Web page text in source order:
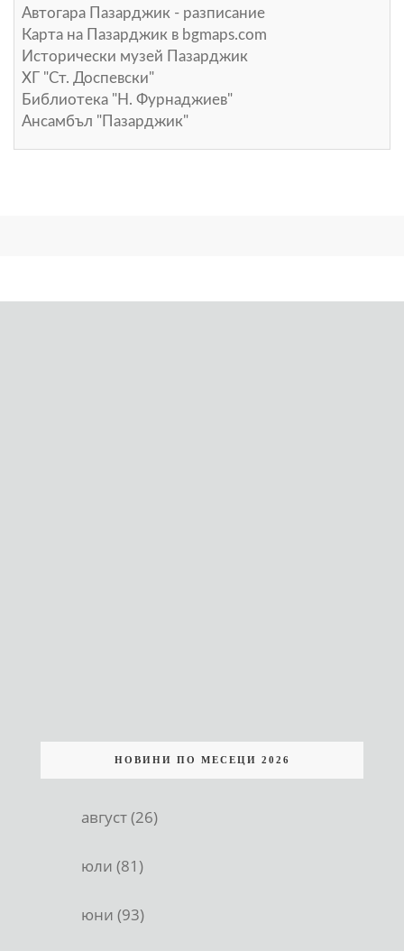
Автогара Пазарджик - разписание
Карта на Пазарджик в bgmaps.com
Исторически музей Пазарджик
ХГ "Ст. Доспевски"
Библиотека "Н. Фурнаджиев"
Ансамбъл "Пазарджик"
НОВИНИ ПО МЕСЕЦИ 2026
август (26)
юли (81)
юни (93)